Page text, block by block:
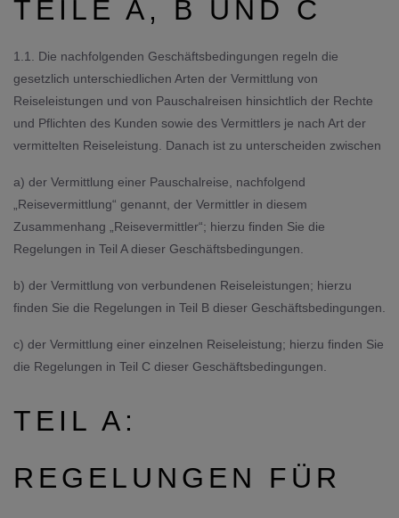
TEILE A, B UND C
1.1. Die nachfolgenden Geschäftsbedingungen regeln die
gesetzlich unterschiedlichen Arten der Vermittlung von
Reiseleistungen und von Pauschalreisen hinsichtlich der Rechte
und Pflichten des Kunden sowie des Vermittlers je nach Art der
vermittelten Reiseleistung. Danach ist zu unterscheiden zwischen
a) der Vermittlung einer Pauschalreise, nachfolgend
„Reisevermittlung“ genannt, der Vermittler in diesem
Zusammenhang „Reisevermittler“; hierzu finden Sie die
Regelungen in Teil A dieser Geschäftsbedingungen.
b) der Vermittlung von verbundenen Reiseleistungen; hierzu
finden Sie die Regelungen in Teil B dieser Geschäftsbedingungen.
c) der Vermittlung einer einzelnen Reiseleistung; hierzu finden Sie
die Regelungen in Teil C dieser Geschäftsbedingungen.
TEIL A:
REGELUNGEN FÜR